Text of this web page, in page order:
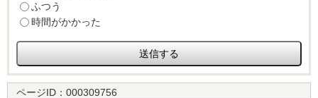
ふつう
時間がかかった
ページID： 000309756